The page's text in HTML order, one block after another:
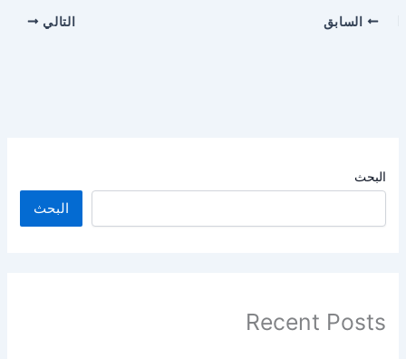
البحث
البحث
Recent Posts
السابق التالي